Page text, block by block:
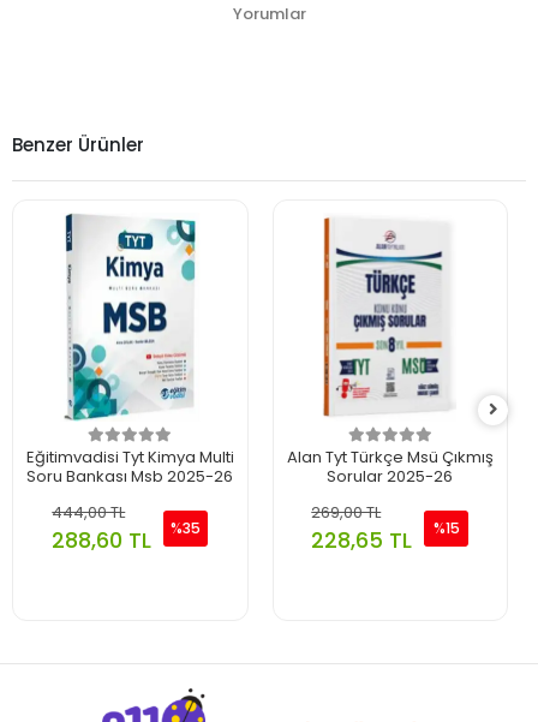
Yorumlar
Benzer Ürünler
Eğitimvadisi Tyt Kimya Multi
Soru Bankası Msb 2025-26
444,00 TL
288,60 TL %35
Alan Tyt Türkçe Msü Çıkmış
Sorular 2025-26
269,00 TL
228,65 TL %15